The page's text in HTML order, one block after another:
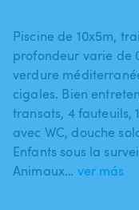
Piscine de 10x5m​,​
profondeur varie de
verdure
cigales. Bien
transats​,​ 4 fauteuils​,​
avec WC​,​ douche
Enfants sous la
Animaux… ver más